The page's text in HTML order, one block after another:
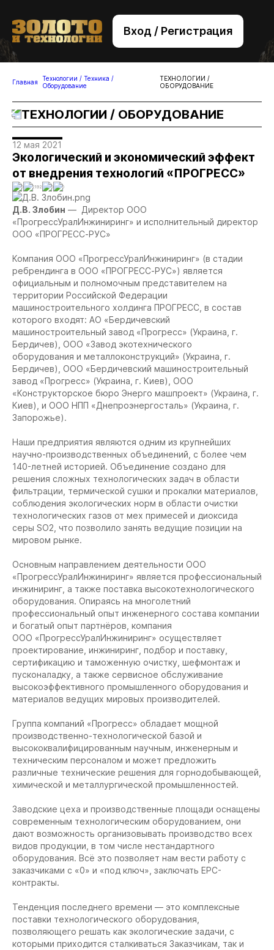
Вход / Регистрация
+7 (495) 221-76-32
bsv@zolteh.ru
Главная
Технологии / Техника /
Оборудование
ТЕХНОЛОГИИ /
ОБОРУДОВАНИЕ
ТЕХНОЛОГИИ / ОБОРУДОВАНИЕ
12 мая 2021
Экологический и экономический эффект
от внедрения технологий «ПРОГРЕСС»
0 2192 0 0
Д.В. Злобин — Директор ООО
«ПрогрессУралИнжиниринг» и исполнительный директор
ООО «ПРОГРЕСС-РУС»
Компания ООО «ПрогрессУралИнжиниринг» (в стадии
ребрендинга в ООО «ПРОГРЕСС-РУС») является
официальным и полномочным представителем на
территории Российской Федерации
машиностроительного холдинга ПРОГРЕСС, в состав
которого входят: АО «Бердичевский
машиностроительный завод «Прогресс» (Украина, г.
Бердичев), ООО «Завод экотехнического
оборудования и металлоконструкций» (Украина, г.
Бердичев), ООО «Бердичевский машиностроительный
завод «Прогресс» (Украина, г. Киев), ООО
«Конструкторское бюро Энерго машпроект» (Украина, г.
Киев), и ООО НПП «Днепроэнергосталь» (Украина, г.
Запорожье).
Наши предприятия являются одним из крупнейших
научно-производственных объединений, с более чем
140-летней историей. Объединение создано для
решения сложных технологических задач в области
фильтрации, термической сушки и прокалки материалов,
соблюдения экологических норм в области очистки
технологических газов от мех примесей и диоксида
серы SO2, что позволило занять ведущие позиции на
мировом рынке.
Основным направлением деятельности ООО
«ПрогрессУралИнжиниринг» является профессиональный
инжиниринг, а также поставка высокотехнологического
оборудования. Опираясь на многолетний
профессиональный опыт инженерного состава компании
и богатый опыт партнёров, компания
ООО «ПрогрессУралИнжиниринг» осуществляет
проектирование, инжиниринг, подбор и поставку,
сертификацию и таможенную очистку, шефмонтаж и
пусконаладку, а также сервисное обслуживание
высокоэффективного промышленного оборудования и
материалов ведущих мировых производителей.
Группа компаний «Прогресс» обладает мощной
производственно-технологической базой и
высококвалифицированным научным, инженерным и
техническим персоналом и может предложить
различные технические решения для горнодобывающей,
химической и металлургической промышленностей.
Заводские цеха и производственные площади оснащены
современным технологическим оборудованием, они
дают возможность организовывать производство всех
видов продукции, в том числе нестандартного
оборудования. Всё это позволяет нам вести работу с
заказчиками с «0» и «под ключ», заключать EPC-
контракты.
Тенденция последнего времени — это комплексные
поставки технологического оборудования,
позволяющего решать как экологические задачи, с
которыми приходится сталкиваться Заказчикам, так и